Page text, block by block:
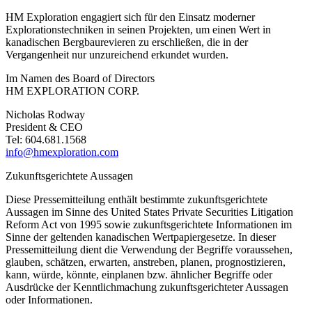
HM Exploration engagiert sich für den Einsatz moderner
Explorationstechniken in seinen Projekten, um einen Wert in
kanadischen Bergbaurevieren zu erschließen, die in der
Vergangenheit nur unzureichend erkundet wurden.
Im Namen des Board of Directors
HM EXPLORATION CORP.
Nicholas Rodway
President & CEO
Tel: 604.681.1568
info@hmexploration.com
Zukunftsgerichtete Aussagen
Diese Pressemitteilung enthält bestimmte zukunftsgerichtete
Aussagen im Sinne des United States Private Securities Litigation
Reform Act von 1995 sowie zukunftsgerichtete Informationen im
Sinne der geltenden kanadischen Wertpapiergesetze. In dieser
Pressemitteilung dient die Verwendung der Begriffe voraussehen,
glauben, schätzen, erwarten, anstreben, planen, prognostizieren,
kann, würde, könnte, einplanen bzw. ähnlicher Begriffe oder
Ausdrücke der Kenntlichmachung zukunftsgerichteter Aussagen
oder Informationen.